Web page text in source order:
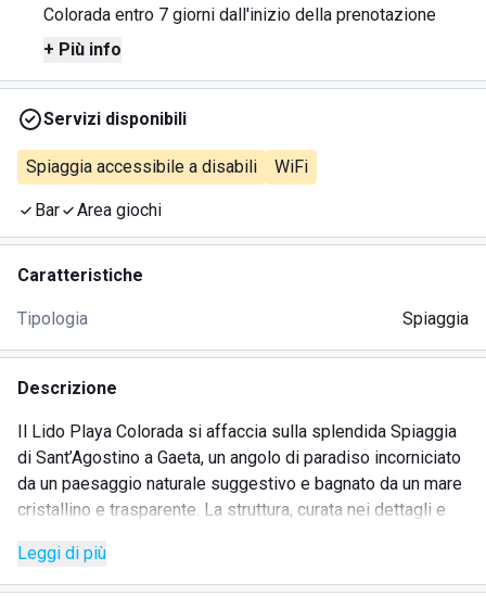
Colorada entro 7 giorni dall'inizio della prenotazione
+ Più info
Servizi disponibili
Spiaggia accessibile a disabili WiFi
Bar Area giochi
Caratteristiche
Tipologia Spiaggia
Descrizione
Il Lido Playa Colorada si affaccia sulla splendida Spiaggia
di Sant’Agostino a Gaeta, un angolo di paradiso incorniciato
da un paesaggio naturale suggestivo e bagnato da un mare
cristallino e trasparente. La struttura, curata nei dettagli e
giornate di relax e benessere a stretto contatto con la
natura.
Leggi di più